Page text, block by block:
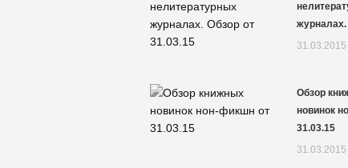
журналах.
31.03.2015
Обзор
новинок
31.03.15
31.03.2015